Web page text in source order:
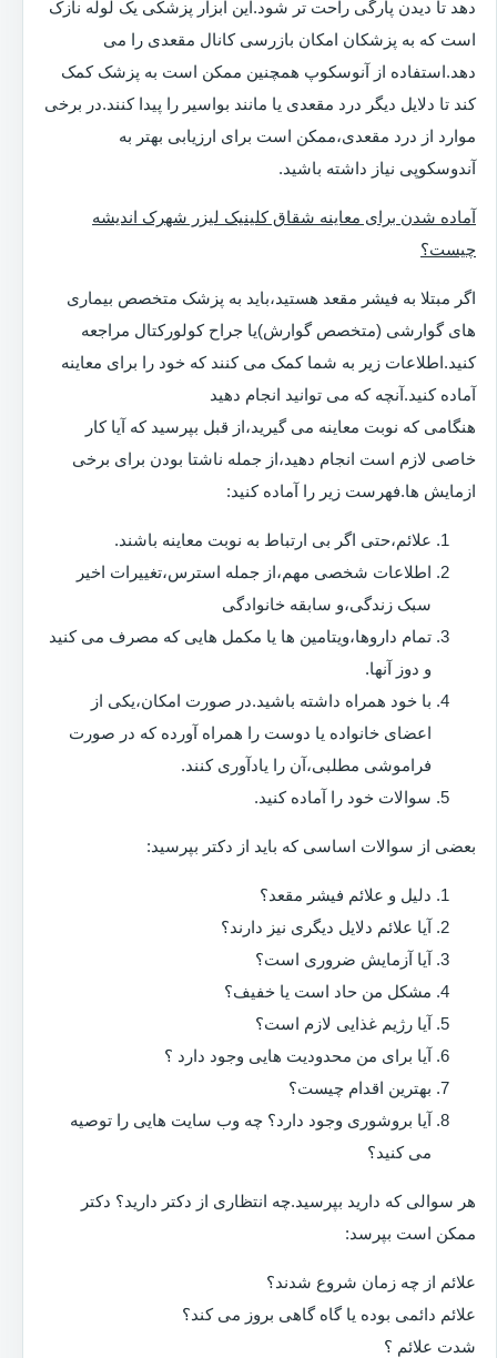
دهد تا دیدن پارگی راحت تر شود.این ابزار پزشکی یک لوله نازک
است که به پزشکان امکان بازرسی کانال مقعدی را می
دهد.استفاده از آنوسکوپ همچنین ممکن است به پزشک کمک
کند تا دلایل دیگر درد مقعدی یا مانند بواسیر را پیدا کنند.در برخی
موارد از درد مقعدی،ممکن است برای ارزیابی بهتر به
آندوسکوپی نیاز داشته باشید.
آماده شدن برای معاینه شقاق کلینیک لیزر شهرک اندیشه
چیست؟
اگر مبتلا به فیشر مقعد هستید،باید به پزشک متخصص بیماری
های گوارشی (متخصص گوارش)یا جراح کولورکتال مراجعه
کنید.اطلاعات زیر به شما کمک می کنند که خود را برای معاینه
آماده کنید.آنچه که می توانید انجام دهید
هنگامی که نوبت معاینه می گیرید،از قبل بپرسید که آیا کار
خاصی لازم است انجام دهید،از جمله ناشتا بودن برای برخی
ازمایش ها.فهرست زیر را آماده کنید:
علائم،حتی اگر بی ارتباط به نوبت معاینه باشند.
اطلاعات شخصی مهم،از جمله استرس،تغییرات اخیر
سبک زندگی،و سابقه خانوادگی
تمام داروها،ویتامین ها یا مکمل هایی که مصرف می کنید
و دوز آنها.
با خود همراه داشته باشید.در صورت امکان،یکی از
اعضای خانواده یا دوست را همراه آورده که در صورت
فراموشی مطلبی،آن را یادآوری کنند.
سوالات خود را آماده کنید.
بعضی از سوالات اساسی که باید از دکتر بپرسید:
دلیل و علائم فیشر مقعد؟
آیا علائم دلایل دیگری نیز دارند؟
آیا آزمایش ضروری است؟
مشکل من حاد است یا خفیف؟
آیا رژیم غذایی لازم است؟
آیا برای من محدودیت هایی وجود دارد ؟
بهترین اقدام چیست؟
آیا بروشوری وجود دارد؟ چه وب سایت هایی را توصیه
می کنید؟
هر سوالی که دارید بپرسید.چه انتظاری از دکتر دارید؟ دکتر
ممکن است بپرسد:
علائم از چه زمان شروع شدند؟
علائم دائمی بوده یا گاه گاهی بروز می کند؟
شدت علائم ؟